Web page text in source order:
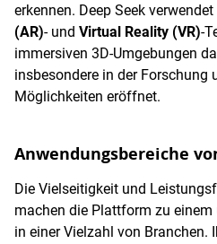
erkennen. Deep Seek
(AR)- und Virtual Reality (VR)-
immersiven 3D-Umgebungen
insbesondere in der Forschung
Möglichkeiten eröffnet.
Anwendungsbereiche
Die Vielseitigkeit und
machen die Plattform zu einem
in einer Vielzahl von Branchen.